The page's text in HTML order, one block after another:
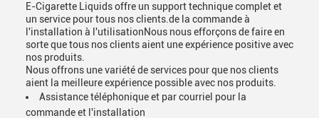
E-Cigarette Liquids offre un support technique complet et
un service pour tous nos clients.de la commande à
l'installation à l'utilisationNous nous efforçons de faire en
sorte que tous nos clients aient une expérience positive avec
nos produits.
Nous offrons une variété de services pour que nos clients
aient la meilleure expérience possible avec nos produits.
Assistance téléphonique et par courriel pour la
commande et l'installation